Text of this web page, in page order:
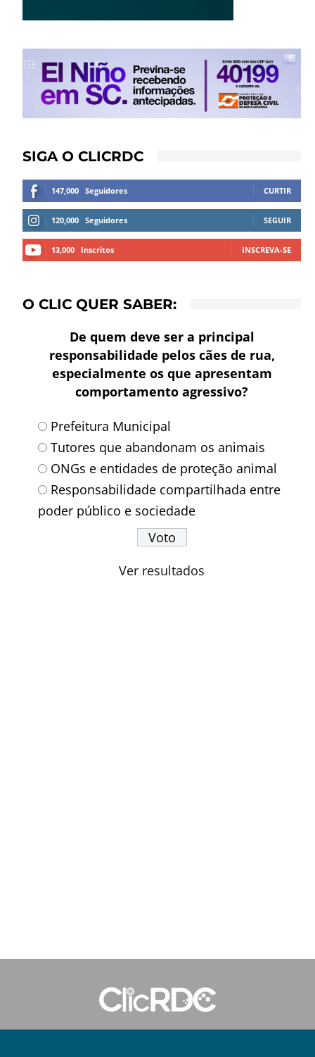
SIGA O CLICRDC
147,000 Seguidores CURTIR
120,000 Seguidores SEGUIR
13,000 Inscritos INSCREVA-SE
O CLIC QUER SABER:
De quem deve ser a principal
responsabilidade pelos cães de rua,
especialmente os que apresentam
comportamento agressivo?
Prefeitura Municipal
Tutores que abandonam os animais
ONGs e entidades de proteção animal
Responsabilidade compartilhada entre
poder público e sociedade
Ver resultados